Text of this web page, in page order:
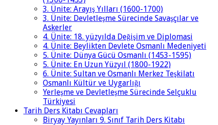
3. Ünite: Arayış Yılları (1600-1700)
3. Ünite: Devletleşme Sürecinde Savaşçılar ve
Askerler
4. Ünite: 18. yüzyılda Değişim ve Diplomasi
4. Ünite: Beylikten Devlete Osmanlı Medeniyeti
5. Ünite: Dünya Gücü Osmanlı (1453-1595)
5. Ünite: En Uzun Yüzyıl (1800-1922)
6. Ünite: Sultan ve Osmanlı Merkez Teşkilatı
Osmanlı Kültür ve Uygarlığı
Yerleşme ve Devletleşme Sürecinde Selçuklu
Türkiyesi
Tarih Ders Kitabı Cevapları
Biryay Yayınları 9. Sınıf Tarih Ders Kitabı